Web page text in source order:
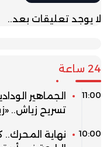
لا يوجد تعليقات بعد..
24 ساعة
11:00
الجماهير
تسريح زياش..
10:00
نهاية